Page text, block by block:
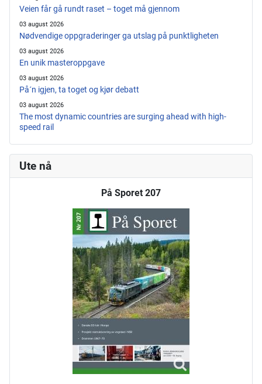
Veien får gå rundt raset – toget må gjennom
03 august 2026
Nødvendige oppgraderinger ga utslag på punktligheten
03 august 2026
En unik masteroppgave
03 august 2026
På´n igjen, ta toget og kjør debatt
03 august 2026
The most dynamic countries are surging ahead with high-
speed rail
Ute nå
På Sporet 207